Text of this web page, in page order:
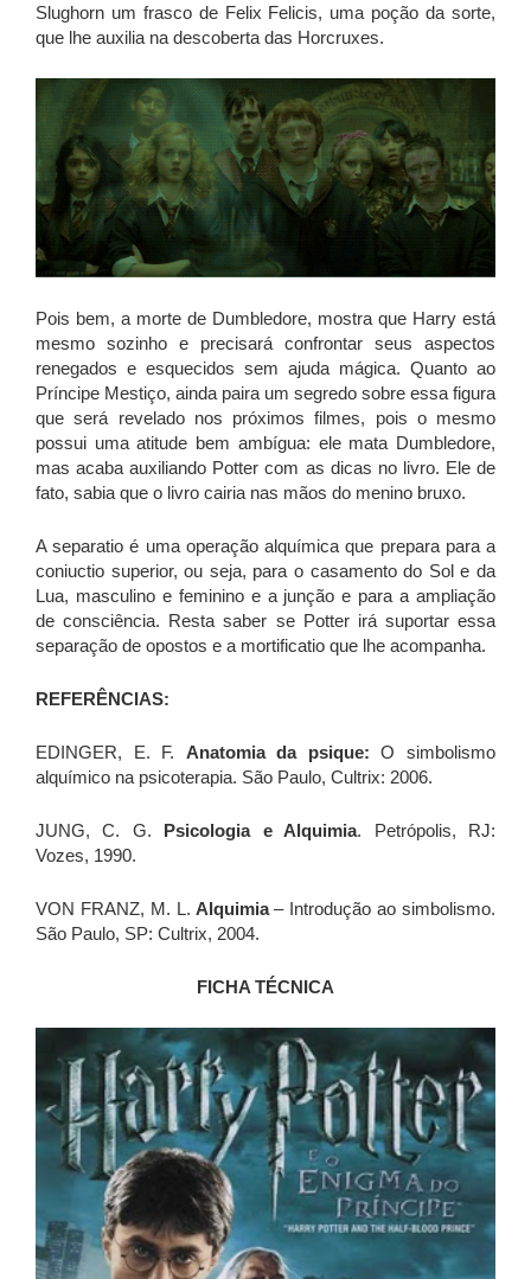
Slughorn um frasco de Felix Felicis, uma poção da sorte,
que lhe auxilia na descoberta das Horcruxes.
Pois bem, a morte de Dumbledore, mostra que Harry está
mesmo sozinho e precisará confrontar seus aspectos
renegados e esquecidos sem ajuda mágica. Quanto ao
Príncipe Mestiço, ainda paira um segredo sobre essa figura
que será revelado nos próximos filmes, pois o mesmo
possui uma atitude bem ambígua: ele mata Dumbledore,
mas acaba auxiliando Potter com as dicas no livro. Ele de
fato, sabia que o livro cairia nas mãos do menino bruxo.
A separatio é uma operação alquímica que prepara para a
coniuctio superior, ou seja, para o casamento do Sol e da
Lua, masculino e feminino e a junção e para a ampliação
de consciência. Resta saber se Potter irá suportar essa
separação de opostos e a mortificatio que lhe acompanha.
REFERÊNCIAS:
EDINGER, E. F. Anatomia da psique:O simbolismo
alquímico na psicoterapia. São Paulo, Cultrix: 2006.
JUNG, C. G. Psicologia e Alquimia. Petrópolis, RJ:
Vozes, 1990.
VON FRANZ, M. L. Alquimia– Introdução ao simbolismo.
São Paulo, SP: Cultrix, 2004.
FICHA TÉCNICA